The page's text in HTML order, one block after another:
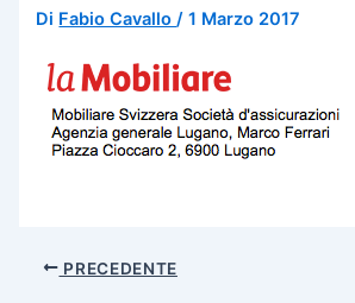
Di Fabio Cavallo/1 Marzo 2017
PRECEDENTE